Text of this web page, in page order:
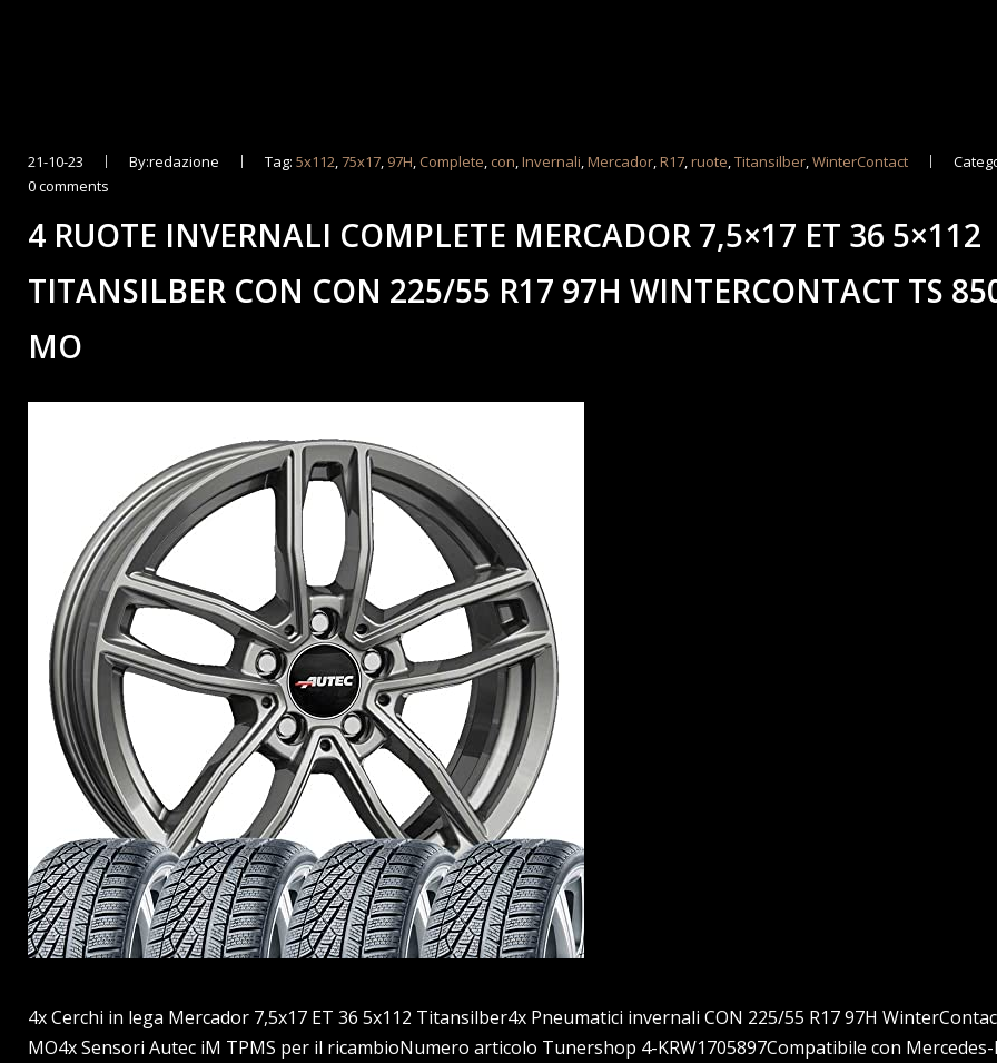
21-10-23 By:redazione Tag:5x112,75x17, 97H, Complete, con,Invernali,Mercador,R17,ruote,Titansilber,WinterContact
0 comments
4 RUOTE INVERNALI COMPLETE MERCADOR 7,5×17 ET 36 5×112
TITANSILBER CON CON 225/55 R17 97H WINTERCONTACT TS
MO
4x Cerchi in lega Mercador 7,5x17 ET 36 5x112 Titansilber4x Pneumatici invernali CON 225/55 R17 97H
MO4x Sensori Autec iM TPMS per il ricambioNumero articolo Tunershop 4-KRW1705897Compatibile con Mercedes-